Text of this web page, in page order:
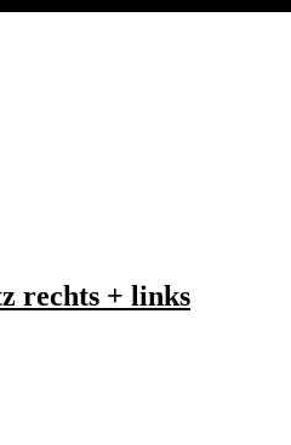
rechts + links